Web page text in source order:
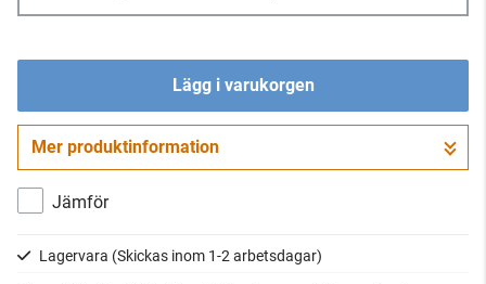
Lägg i varukorgen
Gå till kassan
Mer produktinformation
Jämför
Lagervara (Skickas inom 1-2 arbetsdagar)